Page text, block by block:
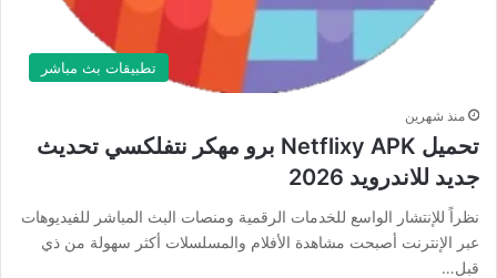
تطبيقات بث مباشر
منذ شهرين
تحميل Netflixy APK برو مهكر نتفلكسي تحديث
جديد للاندرويد 2026
نظراً للإنتشار الواسع للخدمات الرقمية ومنصات البث المباشر للفيديوهات
عبر الإنترنت أصبحت مشاهدة الأفلام والمسلسلات أكثر سهولة من ذي
قبل…